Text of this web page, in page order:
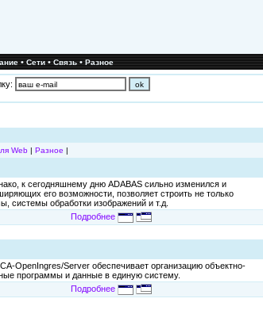
•Сети•Связь•Разное
Web | Разное |
к сегодняшнему дню ADABAS сильно изменился и
его возможности, позволяет строить не только
системы обработки изображений и т.д.
Подробнее
OpenIngres/Server обеспечивает организацию объектно-
программы и данные в единую систему.
Подробнее